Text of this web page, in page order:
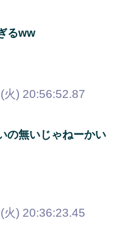
るww
火) 20:56:52.87
の無いじゃねーかい
火) 20:36:23.45